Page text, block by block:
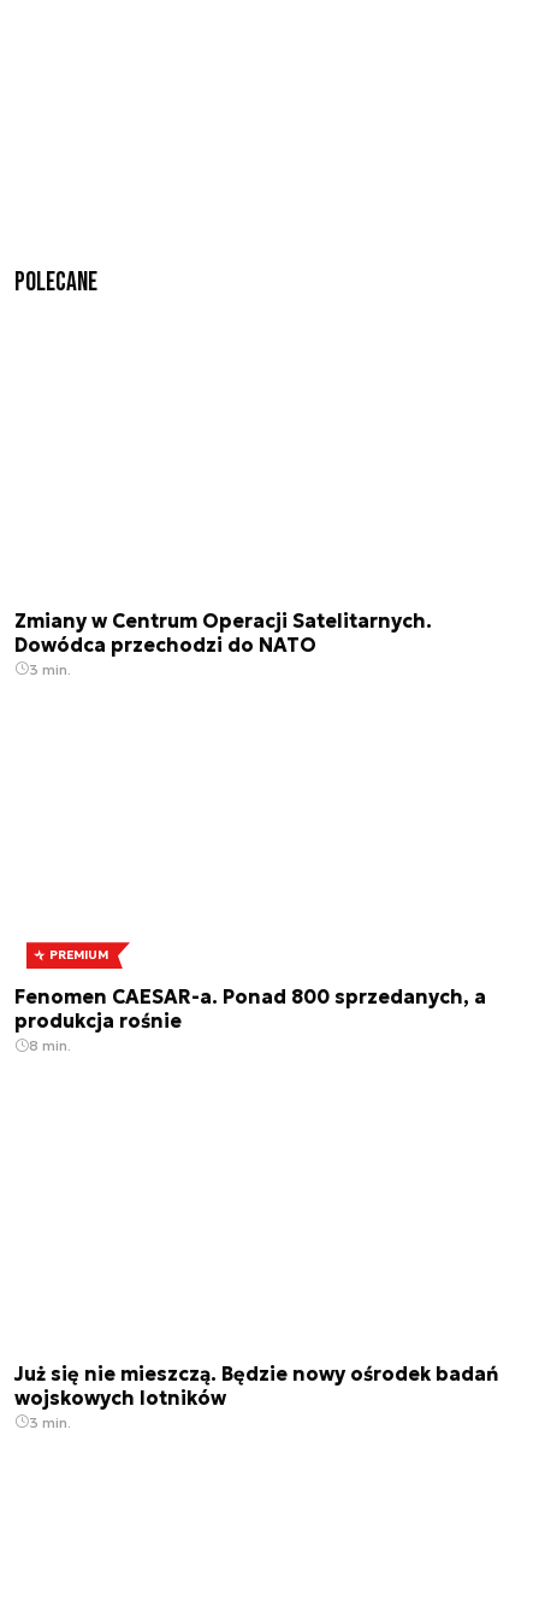
Polecane
Zmiany w Centrum Operacji Satelitarnych.
Dowódca przechodzi do NATO
3 min.
PREMIUM
Fenomen CAESAR-a. Ponad 800 sprzedanych, a
produkcja rośnie
8 min.
Już się nie mieszczą. Będzie nowy ośrodek badań
wojskowych lotników
3 min.